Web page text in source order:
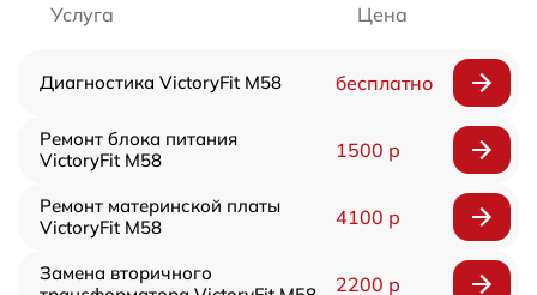
Услуга Цена
Диагностика VictoryFit M58 бесплатно
Ремонт блока питания
VictoryFit M58
1500 р
Ремонт материнской платы
VictoryFit M58
4100 р
Замена вторичного
2200 р